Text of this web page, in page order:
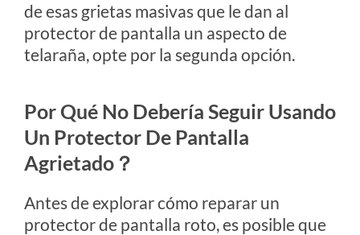
de esas grietas masivas que le dan al
protector de pantalla un aspecto de
telaraña, opte por la segunda opción.
Por Qué No Debería Seguir Usando
Un Protector De Pantalla
Agrietado？
Antes de explorar cómo reparar un
protector de pantalla roto, es posible que